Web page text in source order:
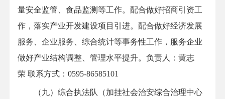
量安全监管、食品监测等工作。配合做好招商引资工
作，落实产业开发建设项目引进。配合做好经济发展
服务、企业服务、综合统计等事务性工作，服务企业
做好产业结构调整、管理水平提升。负责人：黄志
荣 联系方式：0595-86585101
（九）综合执法队（加挂社会治安综合治理中心